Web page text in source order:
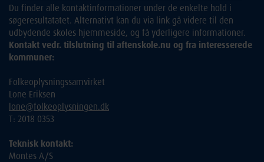
Du finder alle kontaktinformationer under de enkelte hold i
søgeresultatatet. Alternativt kan du via link gå videre til den
udbydende skoles hjemmeside, og få yderligere informationer.
Kontakt vedr. tilslutning til aftenskole.nu og fra interesserede
kommuner:
Folkeoplysningssamvirket
Lone Eriksen
lone@folkeoplysningen.dk
T: 2018 0353
Teknisk kontakt:
Montes A/S